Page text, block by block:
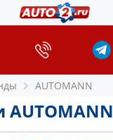
AUTOMANN
AUTOMANN